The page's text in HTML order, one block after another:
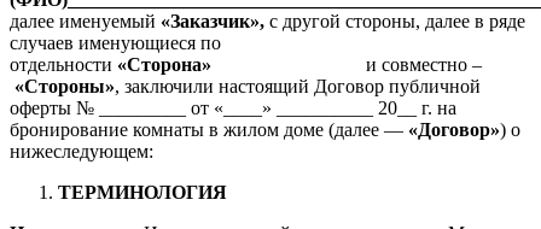
далее именуемый «Заказчик», с другой стороны, далее в ряде
случаев именующиеся по
отдельности «Сторона» и совместно –
«Стороны», заключили настоящий Договор публичной
оферты № _________ от «____» __________ 20__ г. на
бронирование комнаты в жилом доме (далее — «Договор») о
нижеследующем:
ТЕРМИНОЛОГИЯ